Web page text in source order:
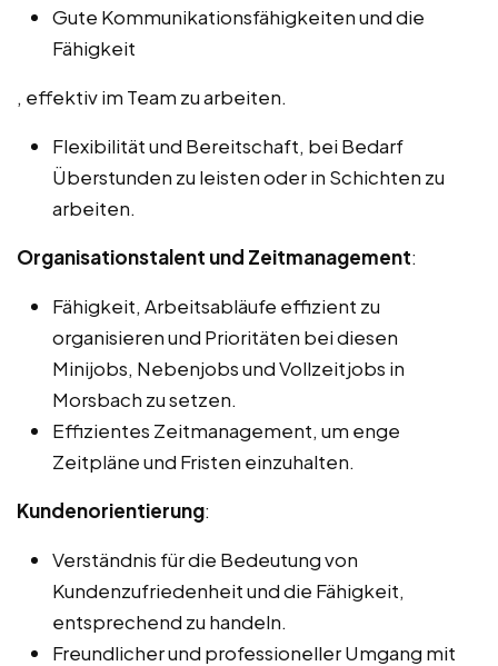
Gute Kommunikationsfähigkeiten und die
Fähigkeit
, effektiv im Team zu arbeiten.
Flexibilität und Bereitschaft, bei Bedarf
Überstunden zu leisten oder in Schichten zu
arbeiten.
Organisationstalent und Zeitmanagement:
Fähigkeit, Arbeitsabläufe effizient zu
organisieren und Prioritäten bei diesen
Minijobs, Nebenjobs und Vollzeitjobs in
Morsbach zu setzen.
Effizientes Zeitmanagement, um enge
Zeitpläne und Fristen einzuhalten.
Kundenorientierung:
Verständnis für die Bedeutung von
Kundenzufriedenheit und die Fähigkeit,
entsprechend zu handeln.
Freundlicher und professioneller Umgang mit